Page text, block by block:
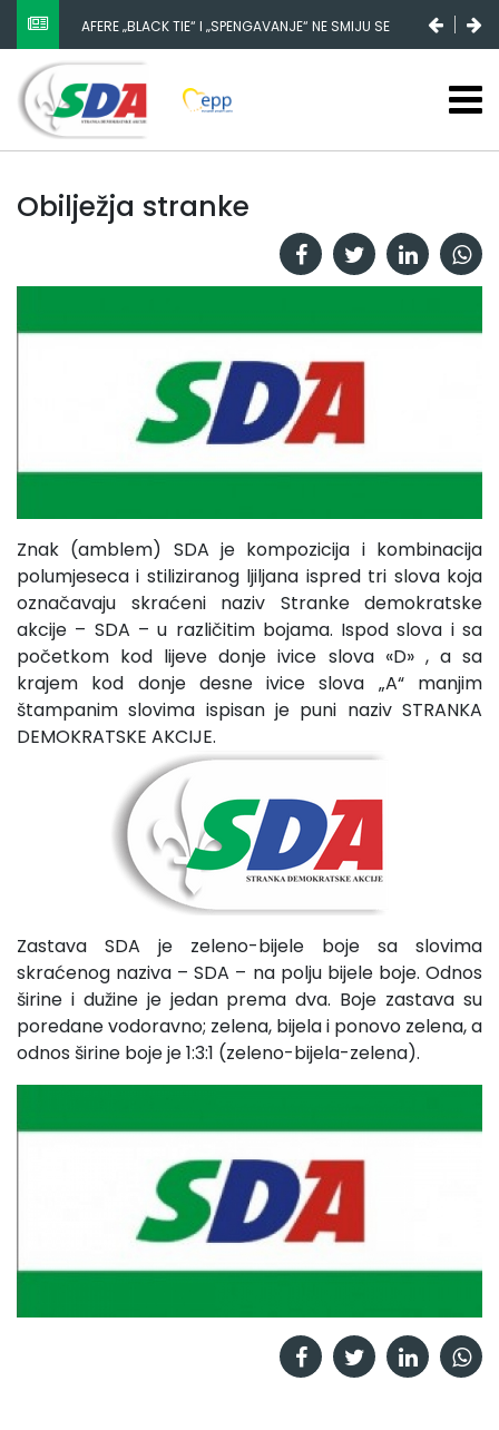
AFERE „BLACK TIE“ I „SPENGAVANJE“ NE SMIJU SE
ZATAŠKATI
Obilježja stranke
Znak (amblem) SDA je kompozicija i kombinacija
polumjeseca i stiliziranog ljiljana ispred tri slova koja
označavaju skraćeni naziv Stranke demokratske
akcije – SDA – u različitim bojama. Ispod slova i sa
početkom kod lijeve donje ivice slova «D» , a sa
krajem kod donje desne ivice slova „A“ manjim
štampanim slovima ispisan je puni naziv STRANKA
DEMOKRATSKE AKCIJE.
Zastava SDA je zeleno-bijele boje sa slovima
skraćenog naziva – SDA – na polju bijele boje. Odnos
širine i dužine je jedan prema dva. Boje zastava su
poredane vodoravno; zelena, bijela i ponovo zelena, a
odnos širine boje je 1:3:1 (zeleno-bijela-zelena).